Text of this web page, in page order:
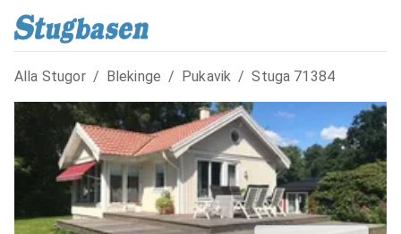
Alla Stugor / Blekinge / Pukavik / Stuga 71384